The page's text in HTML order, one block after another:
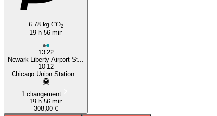
6.78 kg CO2
19 h 56 min
13:22
Newark Liberty Airport St...
10:12
Chicago Union Station...
1 changement
19 h 56 min
308,00 €